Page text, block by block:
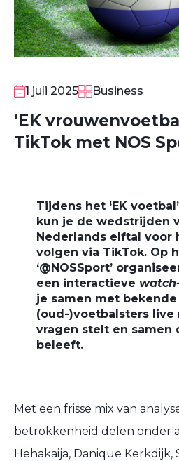
1 juli 2025 Business
‘EK
TikTok met NOS
Tijdens het ‘EK
kun je de wedstrijden
Nederlands elftal voor
volgen via TikTok. Op
‘@NOSSport’
een interactieve
je samen met bekende
(oud-)voetbalsters live
vragen stelt en samen
beleeft.
Met een frisse mix van
betrokkenheid delen onder
Hehakaija, Danique Kerkdijk,